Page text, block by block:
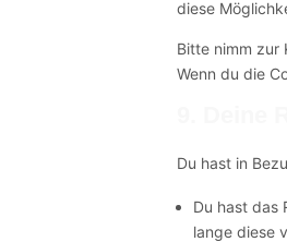
diese
Bitte nimm zur
Wenn du die
Du hast in
Du hast das
lange diese